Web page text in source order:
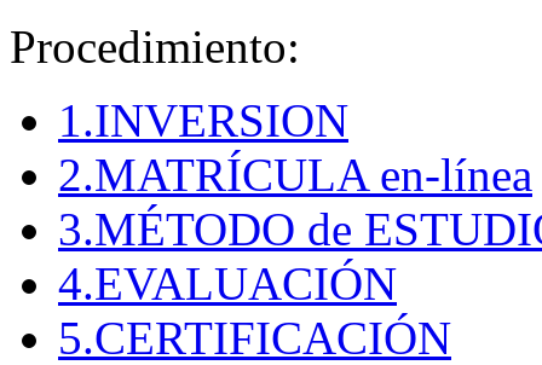
Procedimiento:
1.INVERSION
2.MATRÍCULA en-línea
3.MÉTODO de
4.EVALUACIÓN
5.CERTIFICACIÓN